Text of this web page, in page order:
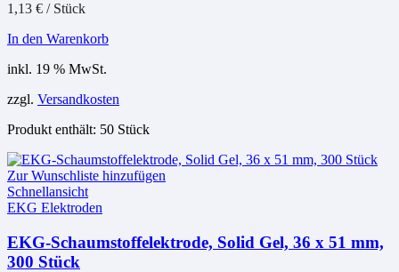
1,13 € / Stück
In den Warenkorb
inkl. 19 % MwSt.
zzgl. Versandkosten
Produkt enthält: 50 Stück
Zur Wunschliste hinzufügen
Schnellansicht
EKG Elektroden
EKG-Schaumstoffelektrode, Solid Gel, 36 x 51 mm,
300 Stück